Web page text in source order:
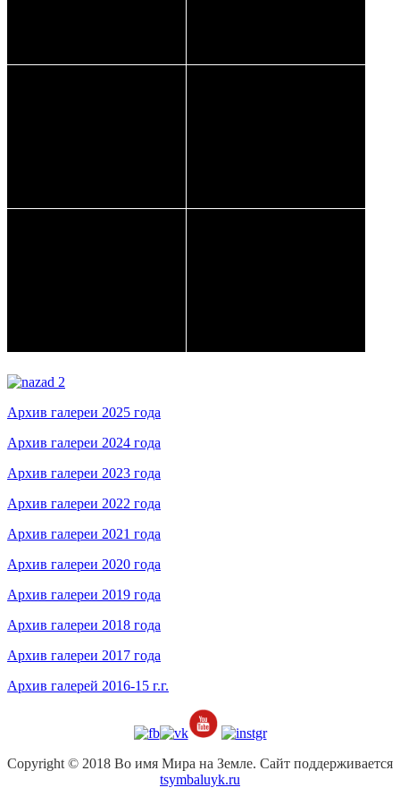
Архив галереи 2025 года
Архив галереи 2024 года
Архив галереи 2023 года
Архив галереи 2022 года
Архив галереи 2021 года
Архив галереи 2020 года
Архив галереи 2019 года
Архив галереи 2018 года
Архив галереи 2017 года
Архив галерей 2016-15 г.г.
Copyright © 2018 Во имя Мира на Земле. Сайт поддерживается
tsymbaluyk.ru